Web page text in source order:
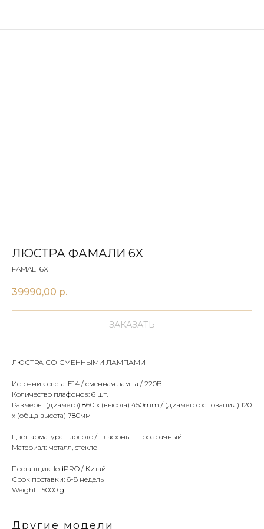
ЛЮСТРА ФАМАЛИ 6X
FAMALI 6X
39990,00 р.
ЗАКАЗАТЬ
ЛЮСТРА СО СМЕННЫМИ ЛАМПАМИ
Источник света: E14 / сменная лампа / 220В
Количество плафонов: 6 шт.
Размеры: (диаметр) 860 х (высота) 450mm / (диаметр основания) 120
х (обща высота) 780мм
Цвет: арматура - золото / плафоны - прозрачный
Материал: металл, стекло
Поставщик: ledPRO / Китай
Срок поставки: 6-8 недель
Weight: 15000 g
Другие модели